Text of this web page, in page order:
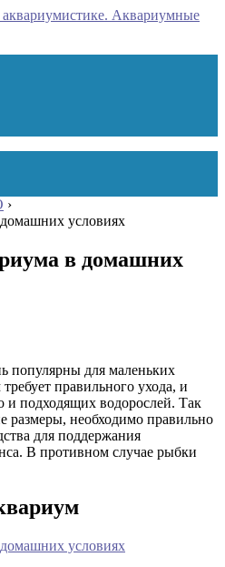
›
в домашних
популярны для маленьких
правильного ухода, и
и подходящих водорослей. Так
размеры, необходимо правильно
для поддержания
В противном случае рыбки